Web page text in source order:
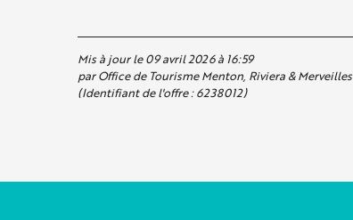
Mis à jour le 09 avril 2026 à 16:59
par Office de Tourisme Menton, Riviera & Merveilles
(Identifiant de l'offre :6238012)